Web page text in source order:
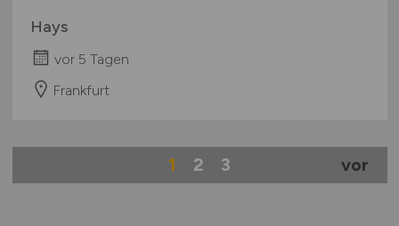
Hays
vor 5 Tagen
Frankfurt
1 2 3 vor